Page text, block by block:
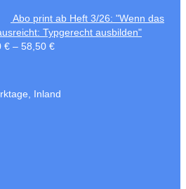
Abo print ab Heft 3/26: "Wenn das
Typgerecht ausbilden"
€ – 58,50 €
Inland